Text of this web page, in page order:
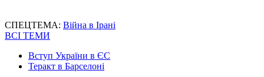
СПЕЦТЕМА: Війна в Ірані
ВСІ ТЕМИ
Вступ України в ЄС
Теракт в Барселоні